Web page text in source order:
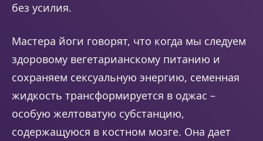
без усилия.
Мастера йоги говорят, что когда мы следуем
здоровому вегетарианскому питанию и
сохраняем сексуальную энергию, семенная
жидкость трансформируется в оджас –
особую желтоватую субстанцию,
содержащуюся в костном мозге. Она дает